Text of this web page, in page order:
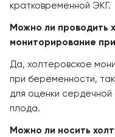
кратковременной ЭКГ.
Можно ли проводить
мониторирование
Да, холтеровское
при беременности,
для оценки сердечной
плода.
Можно ли носить